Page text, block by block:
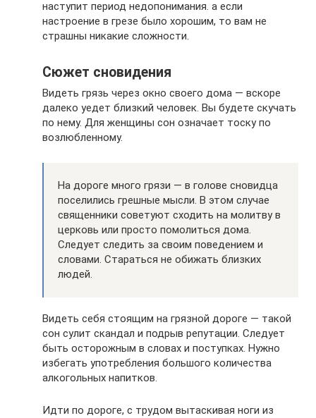
наступит период недопонимания. а если
настроение в грезе было хорошим, то вам не
страшны никакие сложности.
Сюжет сновидения
Видеть грязь через окно своего дома — вскоре
далеко уедет близкий человек. Вы будете скучать
по нему. Для женщины сон означает тоску по
возлюбленному.
На дороге много грязи — в голове сновидца
поселились грешные мысли. В этом случае
священники советуют сходить на молитву в
церковь или просто помолиться дома.
Следует следить за своим поведением и
словами. Стараться не обижать близких
людей.
Видеть себя стоящим на грязной дороге — такой
сон сулит скандал и подрыв репутации. Следует
быть осторожным в словах и поступках. Нужно
избегать употребления большого количества
алкогольных напитков.
Идти по дороге, с трудом вытаскивая ноги из